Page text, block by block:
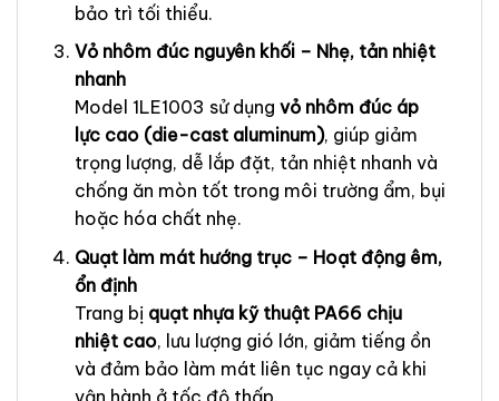
bảo trì tối thiểu.
Vỏ nhôm đúc nguyên khối – Nhẹ, tản nhiệt
nhanh
Model 1LE1003 sử dụng vỏ nhôm đúc áp
lực cao (die-cast aluminum), giúp giảm
trọng lượng, dễ lắp đặt, tản nhiệt nhanh và
chống ăn mòn tốt trong môi trường ẩm, bụi
hoặc hóa chất nhẹ.
Quạt làm mát hướng trục – Hoạt động êm,
ổn định
Trang bị quạt nhựa kỹ thuật PA66 chịu
nhiệt cao, lưu lượng gió lớn, giảm tiếng ồn
và đảm bảo làm mát liên tục ngay cả khi
vận hành ở tốc độ thấp.